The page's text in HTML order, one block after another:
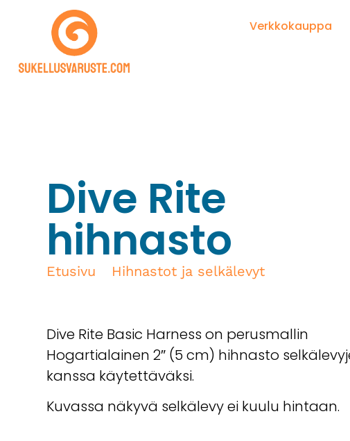
Verkkokauppa
Dive Rite
hihnasto
Etusivu Hihnastot ja selkälevyt
Dive Rite Basic Harness on perusmallin
Hogartialainen 2″ (5 cm) hihnasto
kanssa käytettäväksi.
Kuvassa näkyvä selkälevy ei kuulu hintaan.